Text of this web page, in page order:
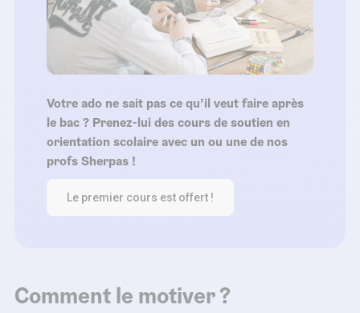
Votre ado ne sait pas ce qu’il veut faire après
le bac ? Prenez-lui des cours de soutien en
orientation scolaire avec un ou une de nos
profs Sherpas !
Le premier cours est offert !
Comment le motiver ?